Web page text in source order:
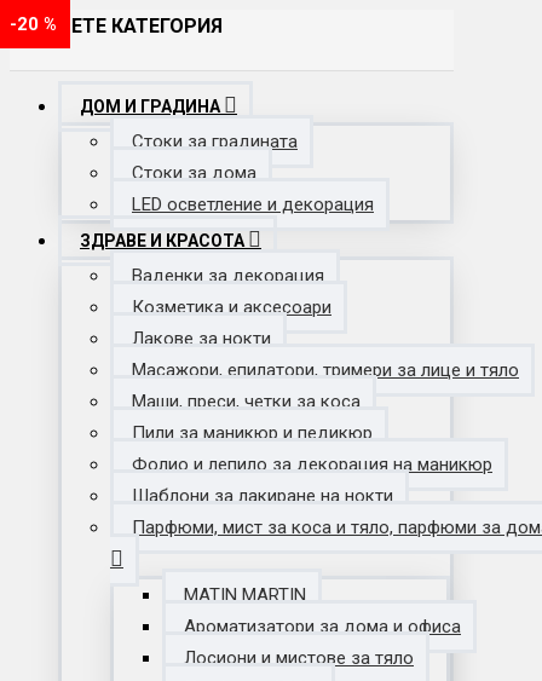
ИЗБЕРЕТЕ КАТЕГОРИЯ
ДОМ И ГРАДИНА
Стоки за градината
Стоки за дома
LED осветление и декорация
ЗДРАВЕ И КРАСОТА
Ваденки за декорация
Козметика и аксесоари
Лакове за нокти
Масажори, епилатори, тримери за лице и тяло
Маши, преси, четки за коса
Пили за маникюр и педикюр
Фолио и лепило за декорация на маникюр
Шаблони за лакиране на нокти
Парфюми, мист за коса и тяло, парфюми за
MATIN MARTIN
Ароматизатори за дома и офиса
Лосиони и мистове за тяло
-29 %
-24 %
-20 %